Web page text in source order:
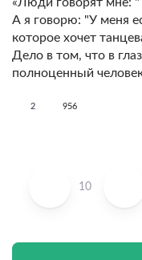
А я говорю: "У меня
которое хочет
Дело в том, что в
полноценный
2 956
10